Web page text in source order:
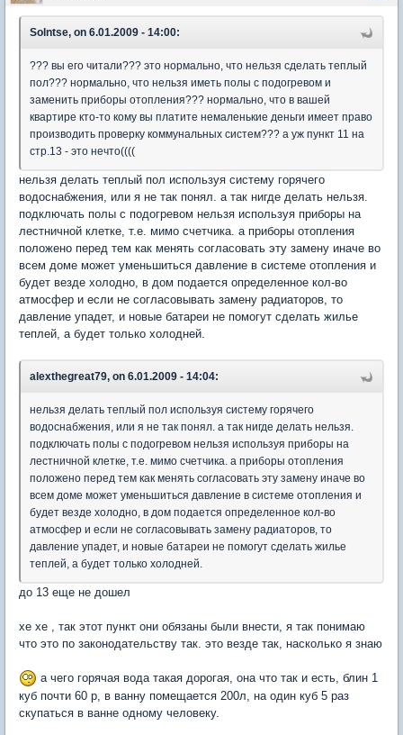
Solntse, on 6.01.2009 - 14:00:
??? вы его читали??? это нормально, что нельзя сделать теплый
пол??? нормально, что нельзя иметь полы с подогревом и
заменить приборы отопления??? нормально, что в вашей
квартире кто-то кому вы платите немаленькие деньги имеет право
производить проверку коммунальных систем??? а уж пункт 11 на
стр.13 - это нечто((((
нельзя делать теплый пол используя систему горячего
водоснабжения, или я не так понял. а так нигде делать нельзя.
подключать полы с подогревом нельзя используя приборы на
лестничной клетке, т.е. мимо счетчика. а приборы отопления
положено перед тем как менять согласовать эту замену иначе во
всем доме может уменьшиться давление в системе отопления и
будет везде холодно, в дом подается определенное кол-во
атмосфер и если не согласовывать замену радиаторов, то
давление упадет, и новые батареи не помогут сделать жилье
теплей, а будет только холодней.
alexthegreat79, on 6.01.2009 - 14:04:
нельзя делать теплый пол используя систему горячего
водоснабжения, или я не так понял. а так нигде делать нельзя.
подключать полы с подогревом нельзя используя приборы на
лестничной клетке, т.е. мимо счетчика. а приборы отопления
положено перед тем как менять согласовать эту замену иначе во
всем доме может уменьшиться давление в системе отопления и
будет везде холодно, в дом подается определенное кол-во
атмосфер и если не согласовывать замену радиаторов, то
давление упадет, и новые батареи не помогут сделать жилье
теплей, а будет только холодней.
до 13 еще не дошел
хе хе , так этот пункт они обязаны были внести, я так понимаю
что это по законодательству так. это везде так, насколько я знаю
а чего горячая вода такая дорогая, она что так и есть, блин 1
куб почти 60 р, в ванну помещается 200л, на один куб 5 раз
скупаться в ванне одному человеку.